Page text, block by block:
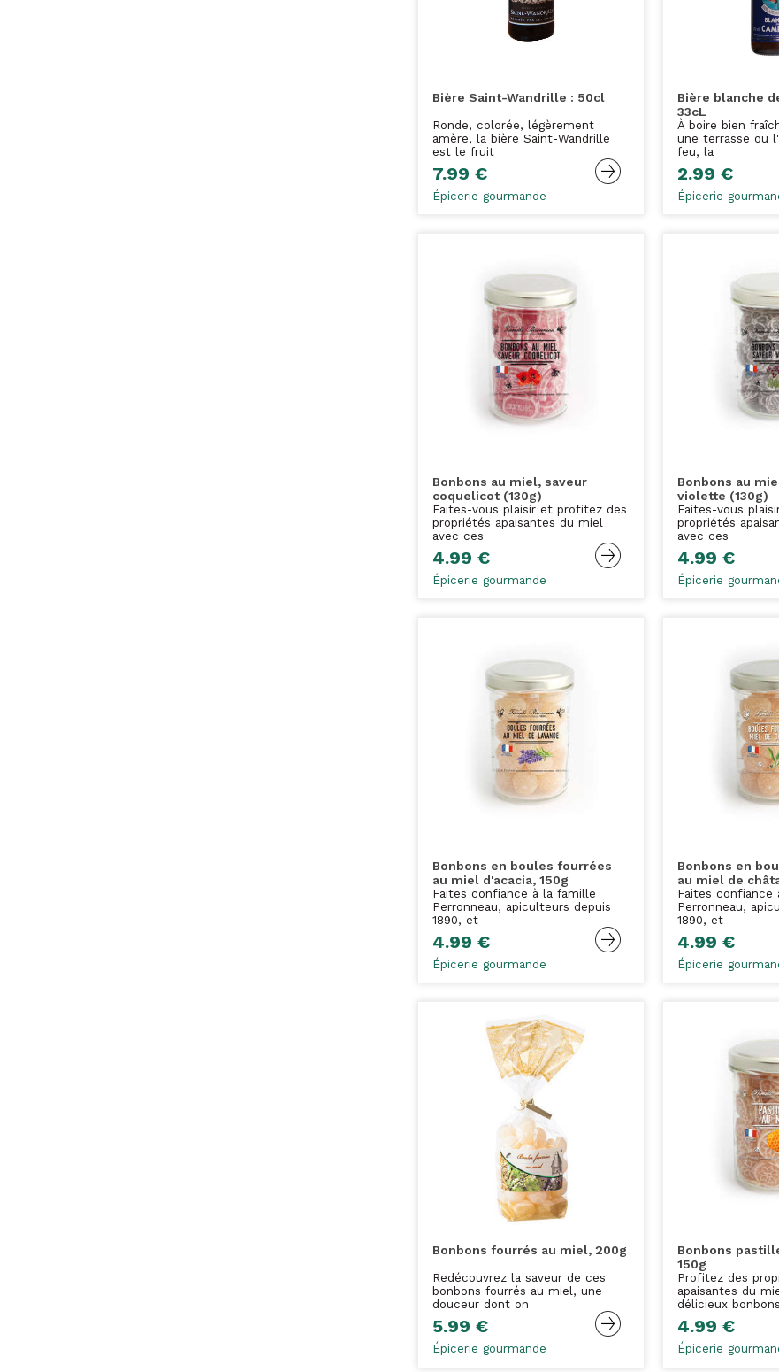
Bière Saint-Wandrille : 50cl
Ronde, colorée, légèrement
amère, la bière Saint-Wandrille
est le fruit
7.99 €
Épicerie gourmande
Bière blanche
33cL
À boire bien
une terrasse ou
feu, la
2.99 €
Épicerie
Bonbons au miel, saveur
coquelicot (130g)
Faites-vous plaisir et profitez des
propriétés apaisantes du miel
avec ces
4.99 €
Épicerie gourmande
Bonbons au
violette (130g)
Faites-vous
propriétés
avec ces
4.99 €
Épicerie
Bonbons en boules fourrées
au miel d'acacia, 150g
Faites confiance à la famille
Perronneau, apiculteurs depuis
1890, et
4.99 €
Épicerie gourmande
Bonbons en
au miel de
Faites confiance
Perronneau,
1890, et
4.99 €
Épicerie
Bonbons fourrés au miel, 200g
Redécouvrez la saveur de ces
bonbons fourrés au miel, une
douceur dont on
5.99 €
Épicerie gourmande
Bonbons
150g
Profitez des
apaisantes du
délicieux bonbons
4.99 €
Épicerie